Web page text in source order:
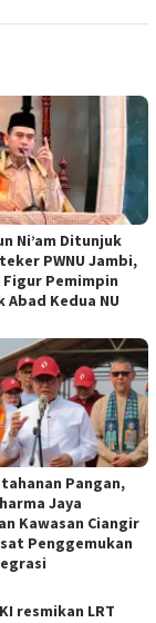
Ni’am Ditunjuk
PWNU Jambi,
Pemimpin
Abad Kedua NU
Pangan,
Jaya
Kawasan Ciangir
Penggemukan
resmikan LRT